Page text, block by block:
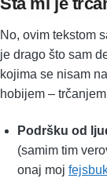
No, ovim tekstom
je drago što sam
kojima se nisam
hobijem –
Podršku od
(samim tim
onaj moj